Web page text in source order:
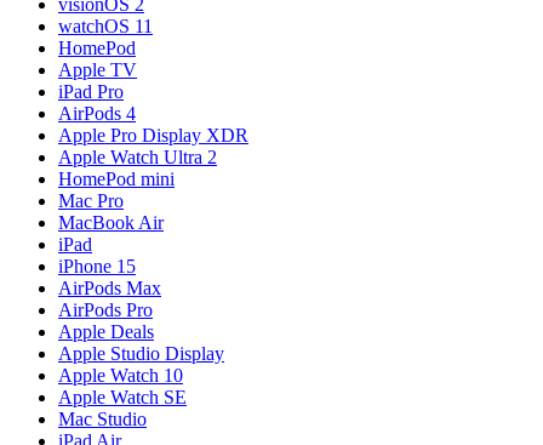
watchOS 11
HomePod
Apple TV
iPad Pro
AirPods 4
Apple Pro Display XDR
Apple Watch Ultra 2
HomePod mini
Mac Pro
MacBook Air
iPad
iPhone 15
AirPods Max
AirPods Pro
Apple Deals
Apple Studio Display
Apple Watch 10
Apple Watch SE
Mac Studio
iPad Air